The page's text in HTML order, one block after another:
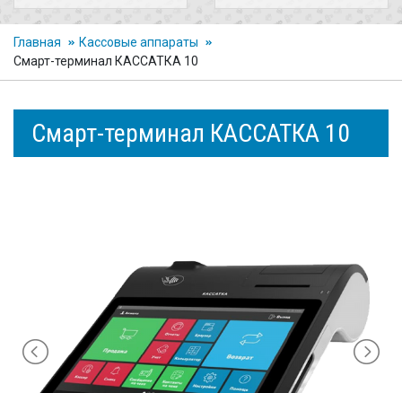
Главная
Кассовые аппараты
Смарт-терминал КАССАТКА 10
Смарт-терминал КАССАТКА 10